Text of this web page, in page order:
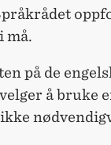
må.
på de
å bruke